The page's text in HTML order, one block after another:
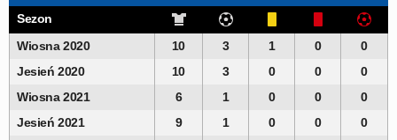
Sezon
Wiosna 2020
10 3 1 0
0
Jesień 2020
10 3 0 0
0
Wiosna 2021
6 1 0 0
0
Jesień 2021
9 1 0 0
0